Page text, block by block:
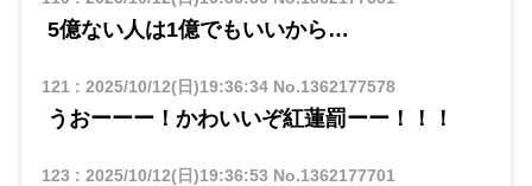
5億ない人は1億でもいいから…
121 : 2025/10/12(日)19:36:34No.1362177578
うおーーー！かわいいぞ紅蓮罰ーー！！！
123 : 2025/10/12(日)19:36:53 No.1362177701